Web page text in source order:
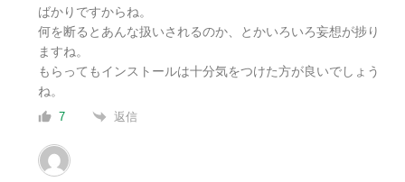
ばかりですからね。
何を断るとあんな扱いされるのか、とかいろいろ妄想が捗り
ますね。
もらってもインストールは十分気をつけた方が良いでしょう
ね。
7 返信